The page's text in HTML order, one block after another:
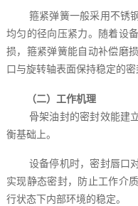
箍紧弹簧一般采用不锈
均匀的径向压紧力。随着设
损，箍紧弹簧能自动补偿磨
口与旋转轴表面保持稳定的密
（二）工作机理
骨架油封的密封效能建
衡基础上。
设备停机时，密封唇口
实现静态密封，防止工作介
行状态下内部环境的稳定。